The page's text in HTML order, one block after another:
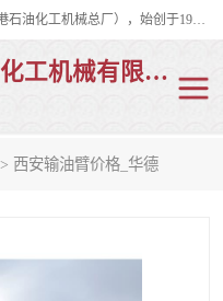
连云港华德石油化工机械有限公司（原连云港石油化工机械总厂），始创于1982年，是从事码头船用流体装卸臂、陆用流体装卸臂（鹤管）、活动梯、钢构平台、定量装车系统等全系列流体装卸设备的设计、制造、销售以及服务的专业供应商。
连云港华德石油化工机械有限公司
> 西安输油臂价格_华德